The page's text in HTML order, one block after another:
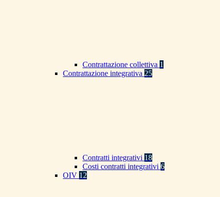
Contrattazione collettiva 1
Contrattazione integrativa 25
Contratti integrativi 18
Costi contratti integrativi 6
OIV 12